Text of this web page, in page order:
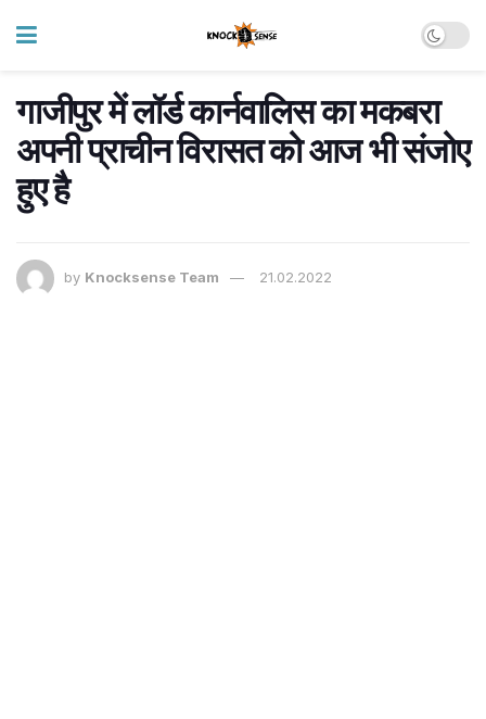
गाजीपुर में लॉर्ड कार्नवालिस का मकबरा
अपनी प्राचीन विरासत को आज भी संजोए
हुए है
by Knocksense Team 21.02.2022